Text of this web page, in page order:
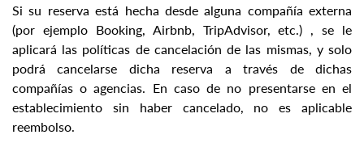
Si su reserva está hecha desde alguna compañía externa
(por ejemplo Booking, Airbnb, TripAdvisor, etc.) , se le
aplicará las políticas de cancelación de las mismas, y solo
podrá cancelarse dicha reserva a través de dichas
compañías o agencias. En caso de no presentarse en el
establecimiento sin haber cancelado, no es aplicable
reembolso.